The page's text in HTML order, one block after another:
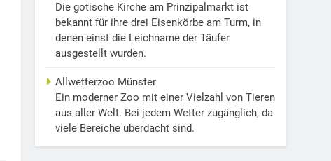
Die gotische Kirche am Prinzipalmarkt ist
bekannt für ihre drei Eisenkörbe am Turm, in
denen einst die Leichname der Täufer
ausgestellt wurden.
Allwetterzoo Münster
Ein moderner Zoo mit einer Vielzahl von Tieren
aus aller Welt. Bei jedem Wetter zugänglich, da
viele Bereiche überdacht sind.